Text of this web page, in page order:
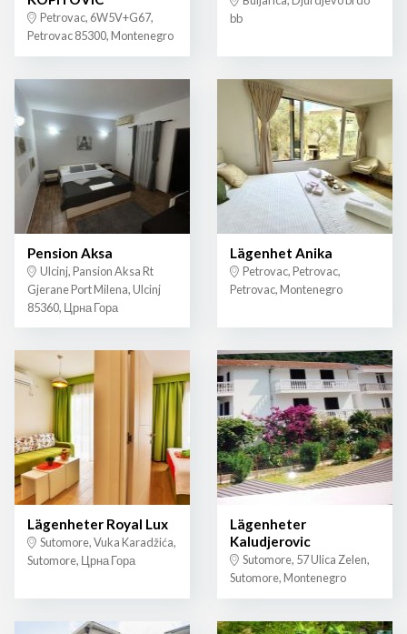
Petrovac, 6W5V+G67,
Petrovac 85300, Montenegro
bb
Pension Aksa
Ulcinj, Pansion Aksa Rt
Gjerane Port Milena, Ulcinj
85360, Црна Гора
Lägenhet Anika
Petrovac, Petrovac,
Petrovac, Montenegro
Lägenheter Royal Lux
Sutomore, Vuka Karadžića,
Sutomore, Црна Гора
Lägenheter
Kaludjerovic
Sutomore, 57 Ulica Zelen,
Sutomore, Montenegro